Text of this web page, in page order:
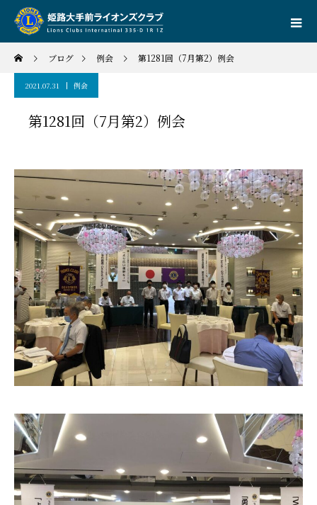
ブログ 例会 第1281回（7月第2）例会
2021.07.31 例会
第1281回（7月第2）例会